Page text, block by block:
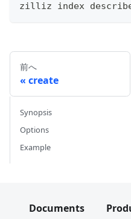
zilliz index
前へ
create
Synopsis
Options
Example
Documents